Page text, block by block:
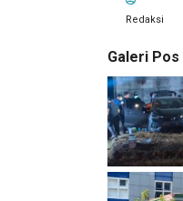
Redaksi
Galeri Pos